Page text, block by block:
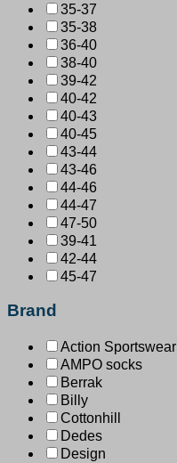
35-37
35-38
36-40
38-40
39-42
40-42
40-43
40-45
43-44
43-46
44-46
44-47
47-50
39-41
42-44
45-47
Brand
Action Sportswear
AMPO socks
Berrak
Billy
Cottonhill
Dedes
Design